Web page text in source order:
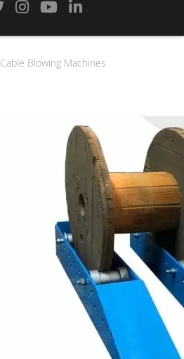
Cable Blowing Machines